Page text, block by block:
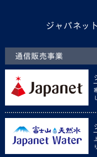
ジャパネッ
通信販売事業